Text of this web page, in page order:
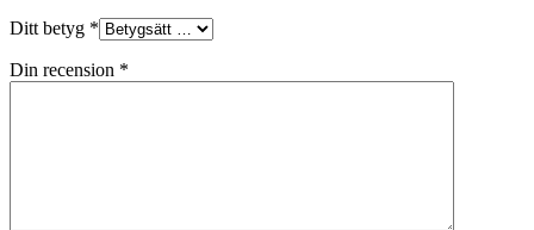
Ditt betyg *
Din recension *